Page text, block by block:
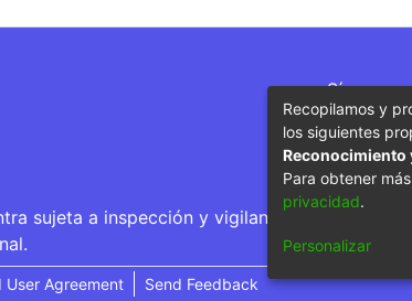
Síguenos
sujeta a inspección y vigilancia por parte del
User Agreement Send Feedback
Recopilamos y
los siguientes
Reconocimiento
Para obtener
privacidad.
Personalizar